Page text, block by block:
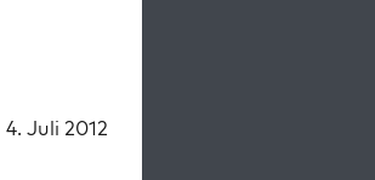
4. Juli 2012